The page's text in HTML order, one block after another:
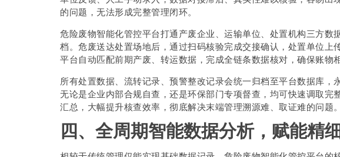
的问题，无法形成完整管理闭环。
危险废物智能化管控平台打通产废企业、运输单位、处置机构三方数
档。危废送达处置场地后，通过扫码核验完成交接确认，处置单位上
平台自动匹配前期产废、转运数据，完成全链条数据核对，确保账物
所有处置数据、流转记录、预警整改记录会统一归档至平台数据库，
无论是企业内部合规自查，还是环保部门专项督查，均可快速调取完
汇总，大幅提升核查效率，彻底解决末端管理溯源难、取证难的问题。
四、全周期智能数据分析，赋能精